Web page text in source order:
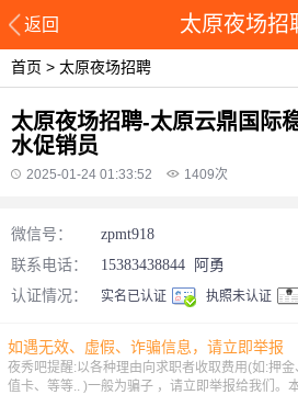
返回 太原夜场招
首页 > 太原夜场招聘
太原夜场招聘-太原云鼎国际
水促销员
2025-01-24 01:33:52 1409次
微信号：
zpmt918
联系电话：
15383438844 阿勇
认证情况：
实名已认证 执照未认证
如遇无效、虚假、诈骗信息，请立即举报
夜秀吧提醒:以各种理由向求职者收取费用(如:押
值卡、等等.. )一般为骗子 ，请立即举报给我们。